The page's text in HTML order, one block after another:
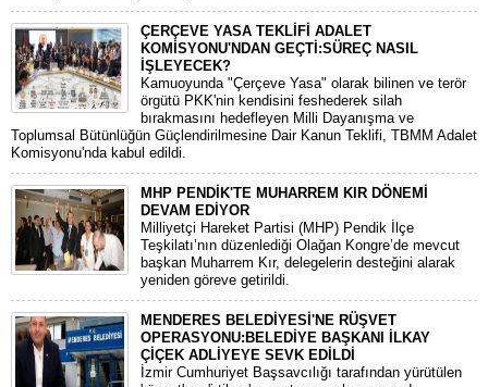
ÇERÇEVE YASA TEKLİFİ ADALET
KOMİSYONU'NDAN GEÇTİ:SÜREÇ NASIL
İŞLEYECEK?
​Kamuoyunda "Çerçeve Yasa" olarak bilinen ve terör
örgütü PKK'nin kendisini feshederek silah
bırakmasını hedefleyen Milli Dayanışma ve
Toplumsal Bütünlüğün Güçlendirilmesine Dair Kanun Teklifi, TBMM Adalet
Komisyonu'nda kabul edildi.
MHP PENDİK'TE MUHARREM KIR DÖNEMİ
DEVAM EDİYOR
​Milliyetçi Hareket Partisi (MHP) Pendik İlçe
Teşkilatı’nın düzenlediği Olağan Kongre’de mevcut
başkan Muharrem Kır, delegelerin desteğini alarak
yeniden göreve getirildi.
MENDERES BELEDİYESİ'NE RÜŞVET
OPERASYONU:BELEDİYE BAŞKANI İLKAY
ÇİÇEK ADLİYEYE SEVK EDİLDİ
​İzmir Cumhuriyet Başsavcılığı tarafından yürütülen